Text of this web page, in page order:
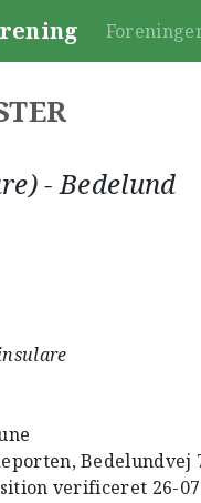
- Bedelund
verificeret 26-